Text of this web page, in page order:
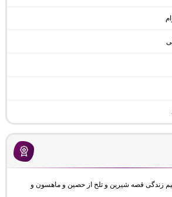
زندگی قصه شیرین و تلخ از حصین و ماهسون و